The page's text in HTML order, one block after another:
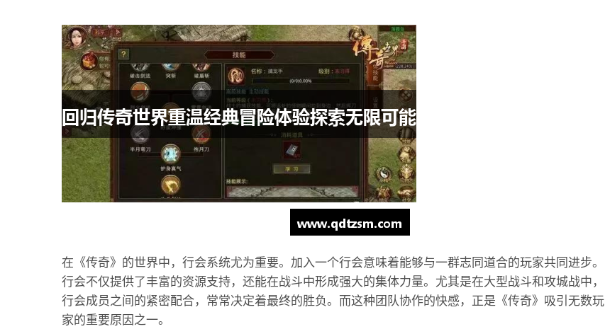
在《传奇》的世界中，行会系统尤为重要。加入一个行会意味着能够与一群志同道合的玩家共同进步。
行会不仅提供了丰富的资源支持，还能在战斗中形成强大的集体力量。尤其是在大型战斗和攻城战中，
行会成员之间的紧密配合，常常决定着最终的胜负。而这种团队协作的快感，正是《传奇》吸引无数玩
家的重要原因之一。